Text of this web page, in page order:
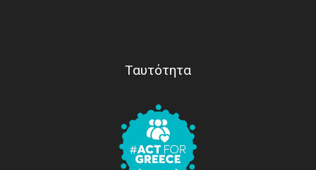
Ταυτότητα